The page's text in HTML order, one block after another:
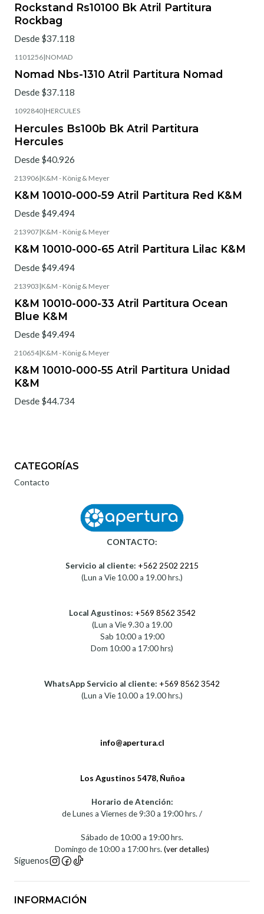
Rockstand Rs10100 Bk Atril Partitura
Rockbag
Desde $37.118
1101256|NOMAD
Nomad Nbs-1310 Atril Partitura Nomad
Desde $37.118
1092840|HERCULES
Hercules Bs100b Bk Atril Partitura
Hercules
Desde $40.926
213906|K&M - König & Meyer
K&M 10010-000-59 Atril Partitura Red K&M
Desde $49.494
213907|K&M - König & Meyer
K&M 10010-000-65 Atril Partitura Lilac K&M
Desde $49.494
213903 |K&M - König & Meyer
K&M 10010-000-33 Atril Partitura Ocean
Blue K&M
Desde $49.494
210654|K&M - König & Meyer
K&M 10010-000-55 Atril Partitura Unidad
K&M
Desde $44.734
CATEGORÍAS
Contacto
CONTACTO:
Servicio al cliente: +562 2502 2215
(Lun a Vie 10.00 a 19.00 hrs.)
Local Agustinos: +569 8562 3542
(Lun a Vie 9.30 a 19.00
Sab 10:00 a 19:00
Dom 10:00 a 17:00 hrs)
WhatsApp Servicio al cliente: +569 8562 3542
(Lun a Vie 10.00 a 19.00 hrs.)
info@apertura.cl
Los Agustinos 5478, Ñuñoa
Horario de Atención:
de Lunes a Viernes de 9:30 a 19:00 hrs. /
Sábado de 10:00 a 19:00 hrs.
Domingo de 10:00 a 17:00 hrs. (ver detalles)
Síguenos
INFORMACIÓN